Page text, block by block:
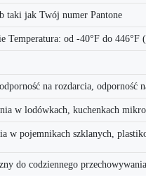
taki jak Twój numer Pantone
Temperatura: od -40°F do 446°F
na rozdarcia, odporność
w lodówkach, kuchenkach
w pojemnikach szklanych,
do codziennego